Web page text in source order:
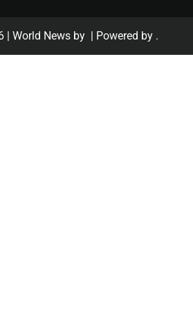
| World News by | Powered by .